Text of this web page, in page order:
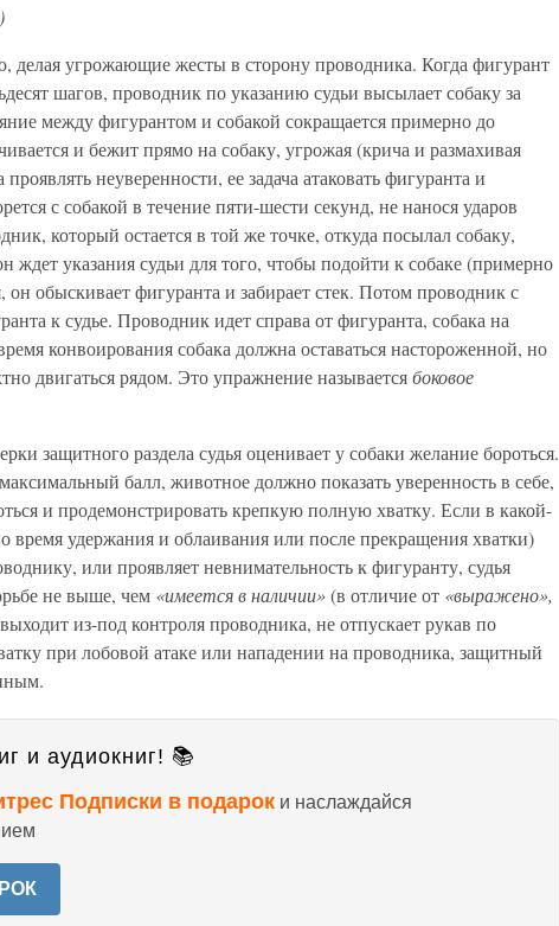
делая угрожающие жесты в сторону проводника. Когда фигурант
шагов, проводник по указанию судьи высылает собаку за
между фигурантом и собакой сокращается примерно до
и бежит прямо на собаку, угрожая (крича и размахивая
неуверенности, ее задача атаковать фигуранта и
с собакой в течение пяти-шести секунд, не нанося ударов
который остается в той же точке, откуда посылал собаку,
ждет указания судьи для того, чтобы подойти к собаке (примерно
он обыскивает фигуранта и забирает стек. Потом проводник с
к судье. Проводник идет справа от фигуранта, собака на
конвоирования собака должна оставаться настороженной, но
двигаться рядом. Это упражнение называетсябоковое
защитного раздела судья оценивает у собаки желание бороться.
балл, животное должно показать уверенность в себе,
и продемонстрировать крепкую полную хватку. Если в какой-
время удержания и облаивания или после прекращения хватки)
или проявляет невнимательность к фигуранту, судья
не выше, чем «имеется в наличии»(в отличие от «выражено»,
из-под контроля проводника, не отпускает рукав по
при лобовой атаке или нападении на проводника, защитный
и аудиокниг! 📚
Подписки в подарок и наслаждайся